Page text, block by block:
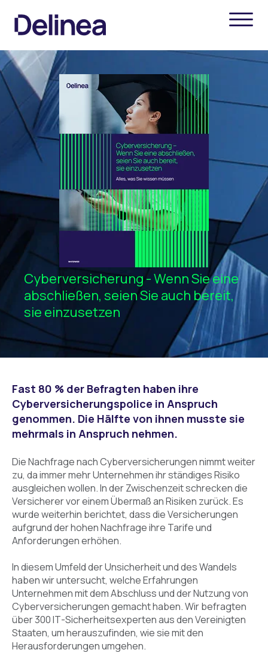
Cyberversicherung - Wenn Sie eine
abschließen, seien Sie auch bereit,
sie einzusetzen
Fast 80 % der Befragten haben ihre
Cyberversicherungspolice in Anspruch
genommen. Die Hälfte von ihnen musste sie
mehrmals in Anspruch nehmen.
Die Nachfrage nach Cyberversicherungen nimmt weiter
zu, da immer mehr Unternehmen ihr ständiges Risiko
ausgleichen wollen. In der Zwischenzeit schrecken die
Versicherer vor einem Übermaß an Risiken zurück. Es
wurde weiterhin berichtet, dass die Versicherungen
aufgrund der hohen Nachfrage ihre Tarife und
Anforderungen erhöhen.
In diesem Umfeld der Unsicherheit und des Wandels
haben wir untersucht, welche Erfahrungen
Unternehmen mit dem Abschluss und der Nutzung von
Cyberversicherungen gemacht haben. Wir befragten
über 300 IT-Sicherheitsexperten aus den Vereinigten
Staaten, um herauszufinden, wie sie mit den
Herausforderungen umgehen.